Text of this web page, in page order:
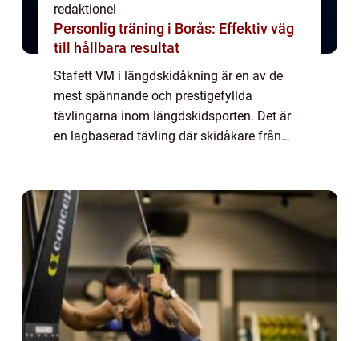
redaktionel
Personlig träning i Borås: Effektiv väg
till hållbara resultat
Stafett VM i längdskidåkning är en av de
mest spännande och prestigefyllda
tävlingarna inom längdskidsporten. Det är
en lagbaserad tävling där skidåkare från
överförs en...